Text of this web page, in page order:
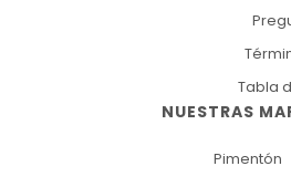
NUESTRAS
Pimentón
Tabla